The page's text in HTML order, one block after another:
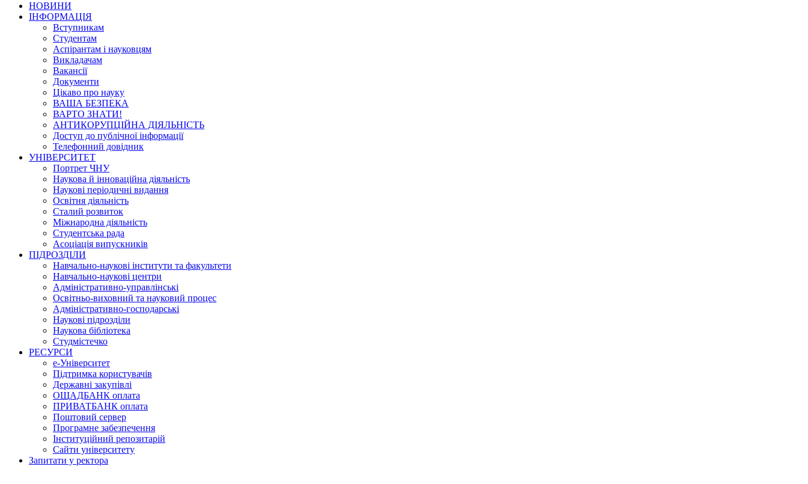
НОВИНИ
ІНФОРМАЦІЯ
Вступникам
Студентам
Аспірантам і науковцям
Викладачам
Вакансії
Документи
Цікаво про науку
ВАША БЕЗПЕКА
ВАРТО ЗНАТИ!
АНТИКОРУПЦІЙНА ДІЯЛЬНІСТЬ
Доступ до публічної інформації
Телефонний довідник
УНІВЕРСИТЕТ
Портрет ЧНУ
Наукова й інноваційна діяльність
Наукові періодичні видання
Освітня діяльність
Сталий розвиток
Міжнародна діяльність
Студентська рада
Асоціація випускників
ПІДРОЗДІЛИ
Навчально-наукові інститути та факультети
Навчально-наукові центри
Адміністративно-управлінські
Освітньо-виховний та науковий процес
Адміністративно-господарські
Наукові підрозділи
Наукова бібліотека
Студмістечко
РЕСУРСИ
е-Університет
Підтримка користувачів
Державні закупівлі
ОЩАДБАНК оплата
ПРИВАТБАНК оплата
Поштовий сервер
Програмне забезпечення
Інституційний репозитарій
Сайти університету
Запитати у ректора